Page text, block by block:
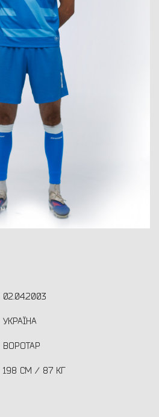
02.04.2003
УКРАЇНА
ВОРОТАР
198 СМ / 87 КГ